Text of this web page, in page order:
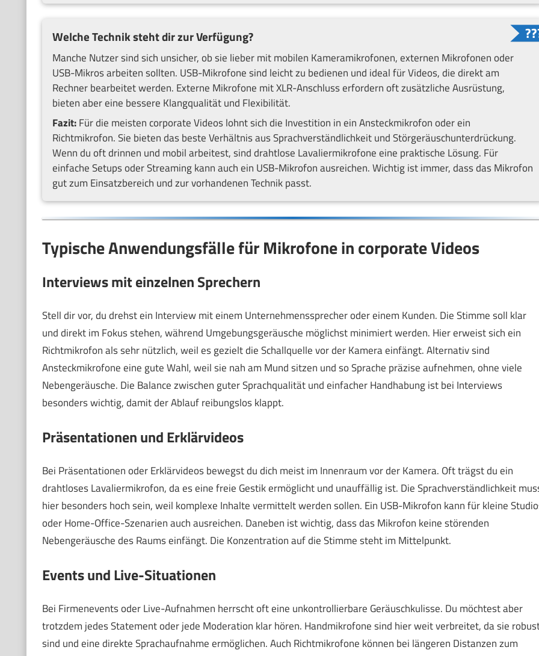
Welche Technik steht dir zur Verfügung?
Manche Nutzer sind sich unsicher, ob sie lieber mit mobilen Kameramikrofonen, externen Mikrofonen oder
USB-Mikros arbeiten sollten. USB-Mikrofone sind leicht zu bedienen und ideal für Videos, die direkt am
Rechner bearbeitet werden. Externe Mikrofone mit XLR-Anschluss erfordern oft zusätzliche Ausrüstung,
bieten aber eine bessere Klangqualität und Flexibilität.
Fazit:Für die meisten corporate Videos lohnt sich die Investition in ein Ansteckmikrofon oder ein
Richtmikrofon. Sie bieten das beste Verhältnis aus Sprachverständlichkeit und Störgeräuschunterdrückung.
Wenn du oft drinnen und mobil arbeitest, sind drahtlose Lavaliermikrofone eine praktische Lösung. Für
einfache Setups oder Streaming kann auch ein USB-Mikrofon ausreichen. Wichtig ist immer, dass das Mikrofon
gut zum Einsatzbereich und zur vorhandenen Technik passt.
Typische Anwendungsfälle für Mikrofone in corporate Videos
Interviews mit einzelnen Sprechern
Stell dir vor, du drehst ein Interview mit einem Unternehmenssprecher oder einem Kunden. Die Stimme soll klar
und direkt im Fokus stehen, während Umgebungsgeräusche möglichst minimiert werden. Hier erweist sich ein
Richtmikrofon als sehr nützlich, weil es gezielt die Schallquelle vor der Kamera einfängt. Alternativ sind
Ansteckmikrofone eine gute Wahl, weil sie nah am Mund sitzen und so Sprache präzise aufnehmen, ohne viele
Nebengeräusche. Die Balance zwischen guter Sprachqualität und einfacher Handhabung ist bei Interviews
besonders wichtig, damit der Ablauf reibungslos klappt.
Präsentationen und Erklärvideos
Bei Präsentationen oder Erklärvideos bewegst du dich meist im Innenraum vor der Kamera. Oft trägst du ein
drahtloses Lavaliermikrofon, da es eine freie Gestik ermöglicht und unauffällig ist. Die Sprachverständlichkeit
hier besonders hoch sein, weil komplexe Inhalte vermittelt werden sollen. Ein USB-Mikrofon kann für kleine
oder Home-Office-Szenarien auch ausreichen. Daneben ist wichtig, dass das Mikrofon keine störenden
Nebengeräusche des Raums einfängt. Die Konzentration auf die Stimme steht im Mittelpunkt.
Events und Live-Situationen
Bei Firmenevents oder Live-Aufnahmen herrscht oft eine unkontrollierbare Geräuschkulisse. Du möchtest aber
trotzdem jedes Statement oder jede Moderation klar hören. Handmikrofone sind hier weit verbreitet, da sie
sind und eine direkte Sprachaufnahme ermöglichen. Auch Richtmikrofone können bei längeren Distanzen zum